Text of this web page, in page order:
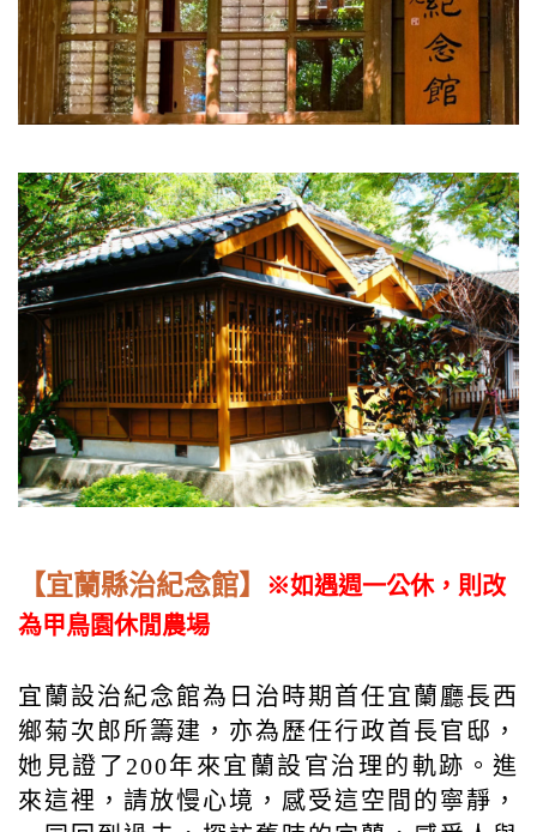
【宜蘭縣治紀念館】
※如遇週一公休，則改
為甲鳥園休閒農場
宜蘭設治紀念館為日治時期首任宜蘭廳長西
鄉菊次郎所籌建，亦為歷任行政首長官邸，
她見證了200年來宜蘭設官治理的軌跡。進
來這裡，請放慢心境，感受這空間的寧靜，